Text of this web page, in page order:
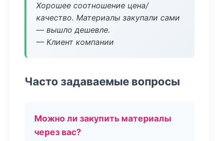
Хорошее соотношение цена/
качество. Материалы закупали сами
— вышло дешевле.
— Клиент компании
Часто задаваемые вопросы
Можно ли закупить материалы
через вас?